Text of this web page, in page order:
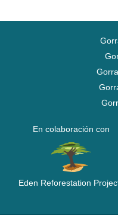
En colaboración con
Eden Reforestation